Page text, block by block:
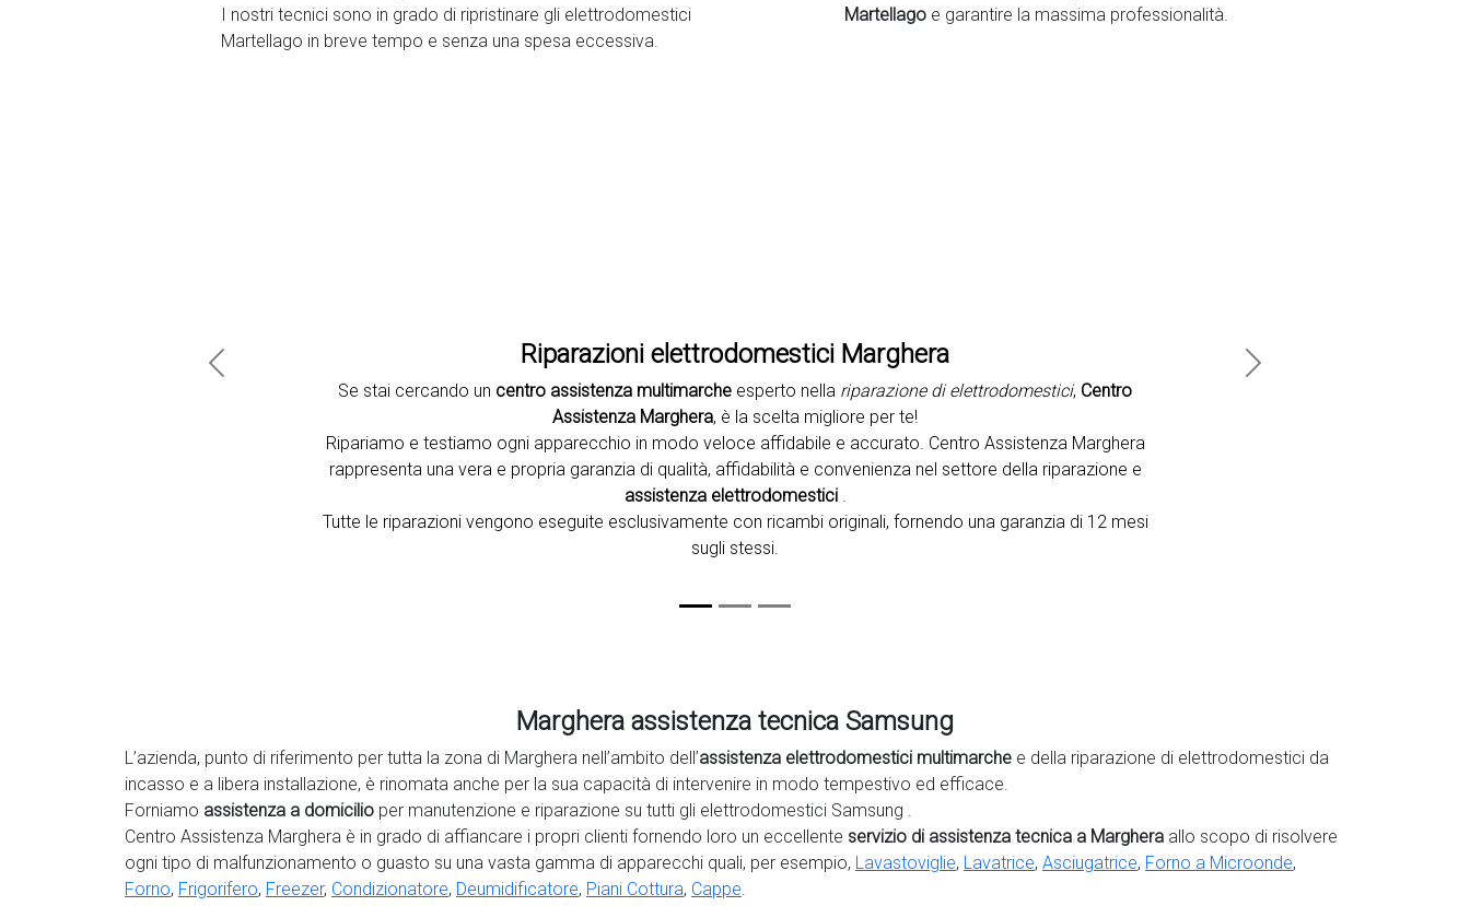
I nostri tecnici sono in grado di ripristinare gli elettrodomestici
Martellago in breve tempo e senza una spesa eccessiva.
Martellago e garantire la massima professionalità.
Riparazioni elettrodomestici Marghera
Se stai cercando un centro assistenza multimarche esperto nella riparazione di elettrodomestici, Centro
Assistenza Marghera, è la scelta migliore per te!
Ripariamo e testiamo ogni apparecchio in modo veloce affidabile e accurato. Centro Assistenza Marghera
rappresenta una vera e propria garanzia di qualità, affidabilità e convenienza nel settore della riparazione e
assistenza elettrodomestici .
Tutte le riparazioni vengono eseguite esclusivamente con ricambi originali, fornendo una garanzia di 12 mesi
sugli stessi.
Previous Next
Marghera assistenza tecnica Samsung
L’azienda, punto di riferimento per tutta la zona di Marghera nell’ambito dell’assistenza elettrodomestici multimarche e della riparazione di elettrodomestici da
incasso e a libera installazione, è rinomata anche per la sua capacità di intervenire in modo tempestivo ed efficace.
Forniamo assistenza a domicilio per manutenzione e riparazione su tutti gli elettrodomestici Samsung .
Centro Assistenza Marghera è in grado di affiancare i propri clienti fornendo loro un eccellente servizio di assistenza tecnica a Marghera allo scopo di risolvere
ogni tipo di malfunzionamento o guasto su una vasta gamma di apparecchi quali, per esempio, Lavastoviglie, Lavatrice, Asciugatrice, Forno a Microonde,
Forno, Frigorifero, Freezer, Condizionatore, Deumidificatore, Piani Cottura, Cappe.